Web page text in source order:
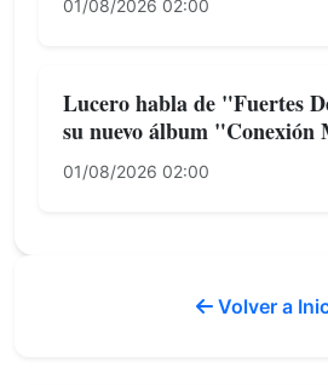
01/08/2026 02:00
Lucero habla de "Fuertes
su nuevo álbum "Conexión
01/08/2026 02:00
Volver a